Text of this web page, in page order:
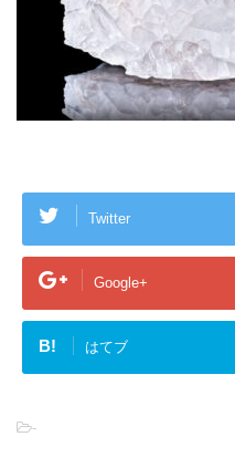
Twitter
Google+
B! はてブ
-